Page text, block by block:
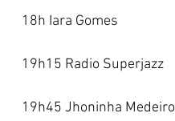
18h Iara Gomes
19h15 Radio Superjazz
19h45 Jhoninha